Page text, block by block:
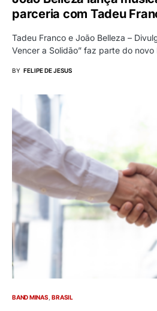
parceria com Tadeu
Tadeu Franco e João Belleza –
Vencer a Solidão” faz parte do novo
BY FELIPE DE JESUS
BAND MINAS BRASIL